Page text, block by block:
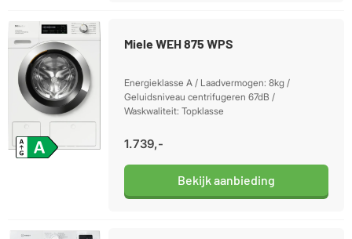
Miele WEH 875 WPS
Energieklasse A / Laadvermogen: 8kg /
Geluidsniveau centrifugeren 67dB /
Waskwaliteit: Topklasse
1.739,-
Bekijk aanbieding